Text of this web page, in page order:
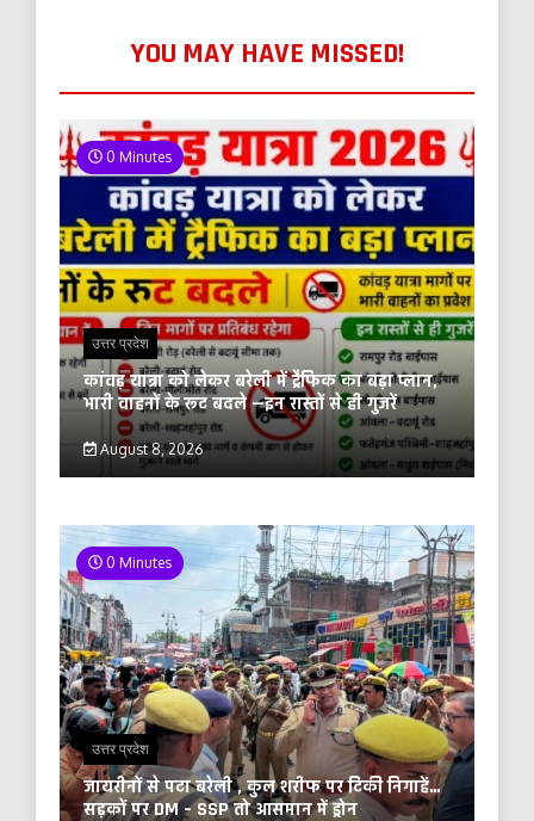
YOU MAY HAVE MISSED!
0 Minutes
उत्तर प्रदेश
कांवड़ यात्रा को लेकर बरेली में ट्रैफिक का बड़ा प्लान,
भारी वाहनों के रूट बदले —इन रास्तों से ही गुजरें
August 8, 2026
0 Minutes
उत्तर प्रदेश
जायरीनों से पटा बरेली , कुल शरीफ पर टिकी निगाहें…
सड़कों पर DM – SSP तो आसमान में ड्रोन